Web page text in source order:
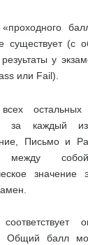
«проходного
существует (с
у
или Fail).
остальных
за каждый из
Письмо и
Общий балл